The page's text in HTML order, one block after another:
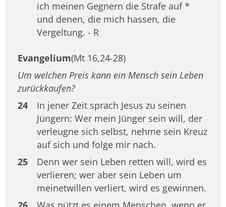
ich meinen Gegnern die Strafe auf *
und denen, die mich hassen, die
Vergeltung. - R
Evangelium(Mt 16,24-28)
Um welchen Preis kann ein Mensch sein Leben
zurückkaufen?
24
In jener Zeit sprach Jesus zu seinen
Jüngern: Wer mein Jünger sein will, der
verleugne sich selbst, nehme sein Kreuz
auf sich und folge mir nach.
25
Denn wer sein Leben retten will, wird es
verlieren; wer aber sein Leben um
meinetwillen verliert, wird es gewinnen.